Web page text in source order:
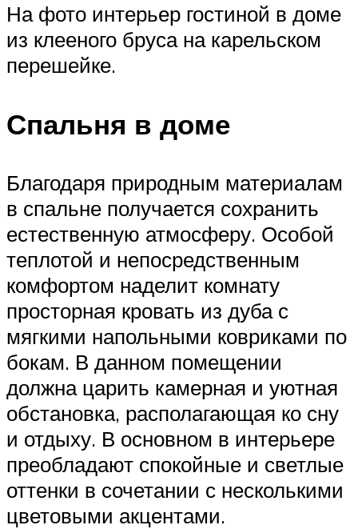
На фото интерьер гостиной в доме
из клееного бруса на карельском
перешейке.
Спальня в доме
Благодаря природным материалам
в спальне получается сохранить
естественную атмосферу. Особой
теплотой и непосредственным
комфортом наделит комнату
просторная кровать из дуба с
мягкими напольными ковриками по
бокам. В данном помещении
должна царить камерная и уютная
обстановка, располагающая ко сну
и отдыху. В основном в интерьере
преобладают спокойные и светлые
оттенки в сочетании с несколькими
цветовыми акцентами.